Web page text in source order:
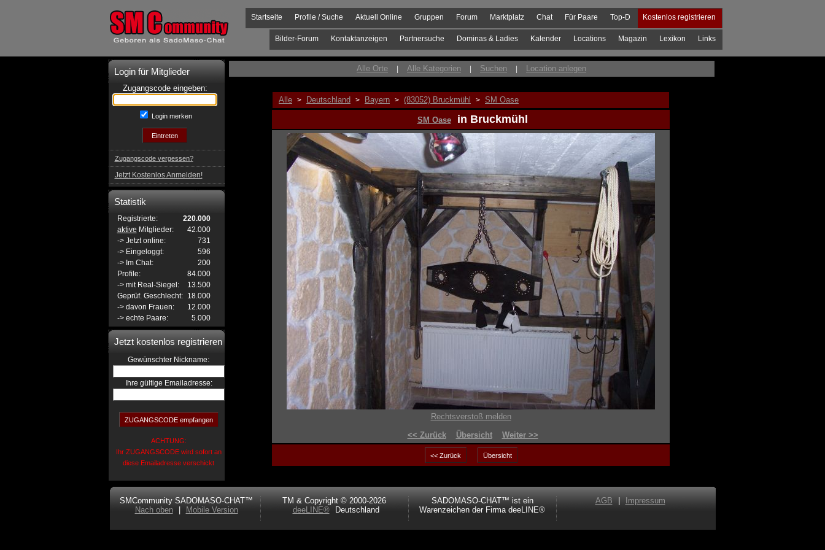
Kostenlos registrieren
Top-D
Für Paare
Chat
Marktplatz
Forum
Gruppen
Aktuell Online
Profile / Suche
Startseite
Links
Lexikon
Magazin
Locations
Kalender
Dominas & Ladies
Partnersuche
Kontaktanzeigen
Bilder-Forum
Login für Mitglieder
Zugangscode eingeben:
Login merken
Zugangscode vergessen?
Jetzt Kostenlos Anmelden!
Statistik
Registrierte:
220.000
aktive Mitglieder:
42.000
-> Jetzt online:
731
-> Eingeloggt:
596
-> Im Chat:
200
Profile:
84.000
-> mit Real-Siegel:
13.500
Geprüf. Geschlecht:
18.000
-> davon Frauen:
12.000
-> echte Paare:
5.000
Jetzt kostenlos registrieren
Gewünschter Nickname:
Ihre gültige Emailadresse:
ACHTUNG:
Ihr ZUGANGSCODE wird sofort an
diese Emailadresse verschickt
Alle Orte Alle Kategorien Suchen Location anlegen
Alle > Deutschland > Bayern > (83052) Bruckmühl > SM Oase
SM Oase in Bruckmühl
Rechtsverstoß melden
<< Zurück
Übersicht Weiter >>
SMCommunity SADOMASO-CHAT™
Nach oben
Mobile Version
TM & Copyright © 2000-2026
deeLINE®
Deutschland
SADOMASO-CHAT™ ist ein
Warenzeichen der Firma deeLINE®
AGB Impressum